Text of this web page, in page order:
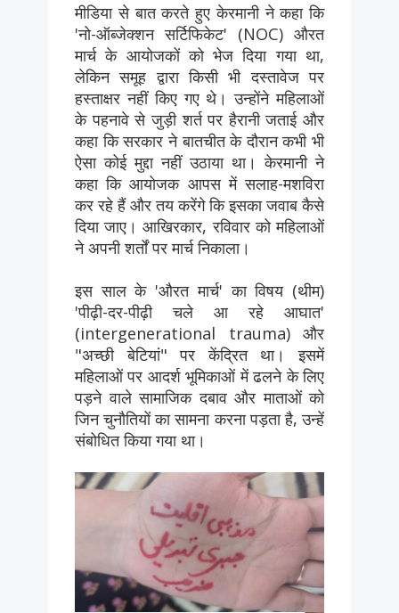
मीडिया से बात करते हुए केरमानी ने कहा कि
'नो-ऑब्जेक्शन सर्टिफिकेट' (NOC) औरत
मार्च के आयोजकों को भेज दिया गया था,
लेकिन समूह द्वारा किसी भी दस्तावेज पर
हस्ताक्षर नहीं किए गए थे। उन्होंने महिलाओं
के पहनावे से जुड़ी शर्त पर हैरानी जताई और
कहा कि सरकार ने बातचीत के दौरान कभी भी
ऐसा कोई मुद्दा नहीं उठाया था। केरमानी ने
कहा कि आयोजक आपस में सलाह-मशविरा
कर रहे हैं और तय करेंगे कि इसका जवाब कैसे
दिया जाए। आखिरकार, रविवार को महिलाओं
ने अपनी शर्तों पर मार्च निकाला।
इस साल के 'औरत मार्च' का विषय (थीम)
'पीढ़ी-दर-पीढ़ी चले आ रहे आघात'
(intergenerational trauma) और
"अच्छी बेटियां" पर केंद्रित था। इसमें
महिलाओं पर आदर्श भूमिकाओं में ढलने के लिए
पड़ने वाले सामाजिक दबाव और माताओं को
जिन चुनौतियों का सामना करना पड़ता है, उन्हें
संबोधित किया गया था।